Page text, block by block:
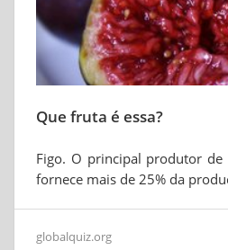
Que fruta é essa?
Figo. O principal produtor
fornece mais de 25% da
globalquiz.org